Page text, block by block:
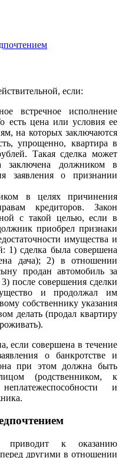
если:
встречное исполнение
есть цена или условия ее
на которых заключаются
упрощенно, квартира в
Такая сделка может
заключена должником в
заявления о признании
в целях причинения
кредиторов. Закон
с такой целью, если в
приобрел признаки
имущества и
1) сделка была совершена
дача); 2) в отношении
продан автомобиль за
после совершения сделки
и продолжал им
собственнику указания
делать (продал квартиру
если совершена в течение
о банкротстве и
при этом должна быть
(родственником, к
и
приводит к оказанию
другими в отношении